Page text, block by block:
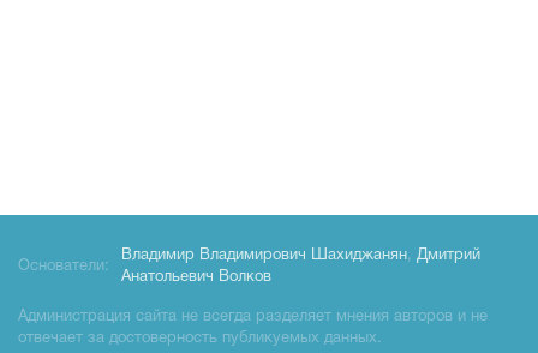
Основатели:
Владимир Владимирович Шахиджанян, Дмитрий
Анатольевич Волков
Администрация сайта не всегда разделяет мнения авторов и не
отвечает за достоверность публикуемых данных.